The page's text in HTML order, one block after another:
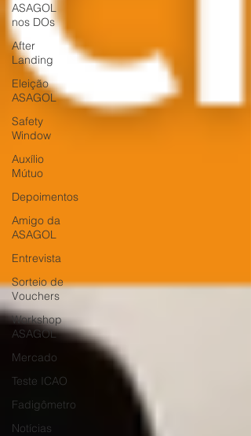
ASAGOL
nos DOs
After
Landing
Eleição
ASAGOL
Safety
Window
Auxílio
Mútuo
Depoimentos
Amigo da
ASAGOL
Entrevista
Sorteio de
Vouchers
Workshop
ASAGOL
Mercado
Teste ICAO
Fadigômetro
Notícias